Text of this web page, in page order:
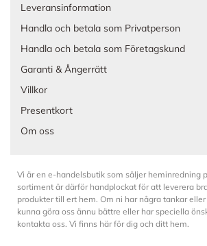
Leveransinformation
Handla och betala som Privatperson
Handla och betala som Företagskund
Garanti & Ångerrätt
Villkor
Presentkort
Om oss
Vi är en e-handelsbutik som säljer heminredning
sortiment är därför handplockat för att leverera
produkter till ert hem. Om ni har några tankar
kunna göra oss ännu bättre eller har speciella
kontakta oss. Vi finns här för dig och ditt hem.